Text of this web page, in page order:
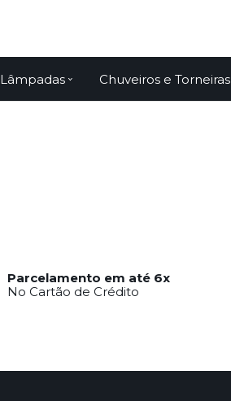
Lâmpadas Chuveiros e Torneiras
Parcelamento em até 6x
No Cartão de Crédito